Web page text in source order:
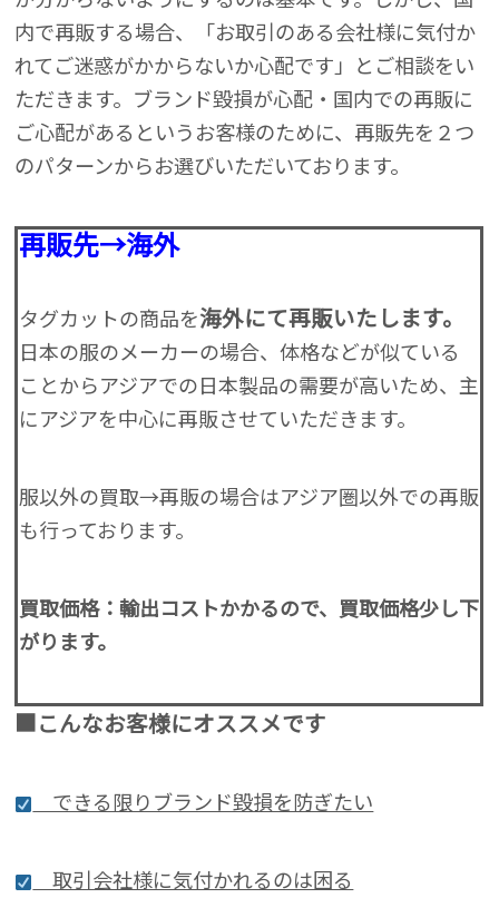
内で再販する場合、「お取引のある会社様に気付か
れてご迷惑がかからないか心配です」とご相談をい
ただきます。ブランド毀損が心配・国内での再販に
ご心配があるというお客様のために、再販先を２つ
のパターンからお選びいただいております。
再販先→海外
タグカットの商品を海外にて再販いたします。
日本の服のメーカーの場合、体格などが似ている
ことからアジアでの日本製品の需要が高いため、主
にアジアを中心に再販させていただきます。
服以外の買取→再販の場合はアジア圏以外での再販
も行っております。
買取価格：輸出コストかかるので、買取価格少し下
がります。
■こんなお客様にオススメです
できる限りブランド毀損を防ぎたい
取引会社様に気付かれるのは困る